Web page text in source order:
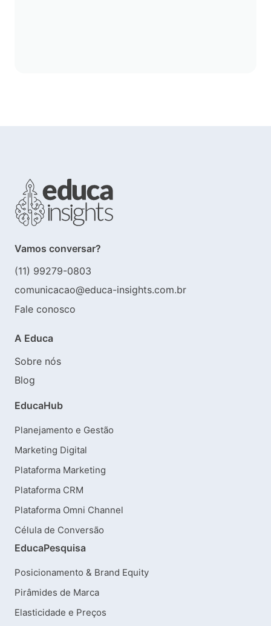
Vamos conversar?
(11) 99279-0803
comunicacao@educa-insights.com.br
Fale conosco
A Educa
Sobre nós
Blog
EducaHub
Planejamento e Gestão
Marketing Digital
Plataforma Marketing
Plataforma CRM
Plataforma Omni Channel
Célula de Conversão
EducaPesquisa
Posicionamento & Brand Equity
Pirâmides de Marca
Elasticidade e Preços